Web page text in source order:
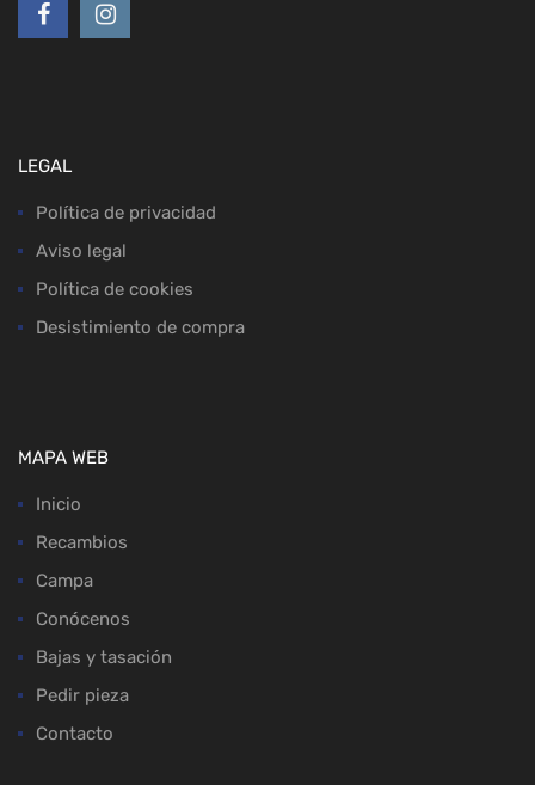
LEGAL
Política de privacidad
Aviso legal
Política de cookies
Desistimiento de compra
MAPA WEB
Inicio
Recambios
Campa
Conócenos
Bajas y tasación
Pedir pieza
Contacto